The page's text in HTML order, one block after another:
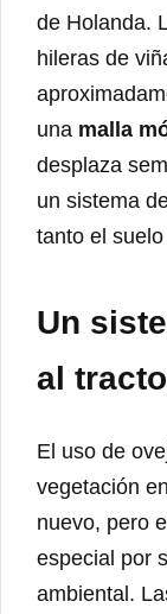
de Holanda.
hileras de
una malla
desplaza
un sistema
tanto el
Un
al
El uso de
vegetación
nuevo, pero
especial por
ambiental.